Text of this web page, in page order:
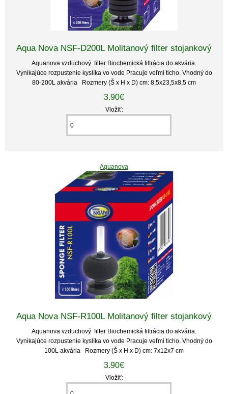
Aqua Nova NSF-D200L Molitanový filter stojankový
Aquanova vzduchový filter Biochemická filtrácia do akvária.
Vynikajúce rozpustenie kyslíka vo vode Pracuje veľmi ticho. Vhodný do
80-200L akvária Rozmery (Š x H x D) cm: 8,5x23,5x8,5 cm
3.90€
Vložiť:
Aquanova
Aqua Nova NSF-R100L Molitanový filter stojankový
Aquanova vzduchový filter Biochemická filtrácia do akvária.
Vynikajúce rozpustenie kyslíka vo vode Pracuje veľmi ticho. Vhodný do
100L akvária Rozmery (Š x H x D) cm: 7x12x7 cm
3.90€
Vložiť: